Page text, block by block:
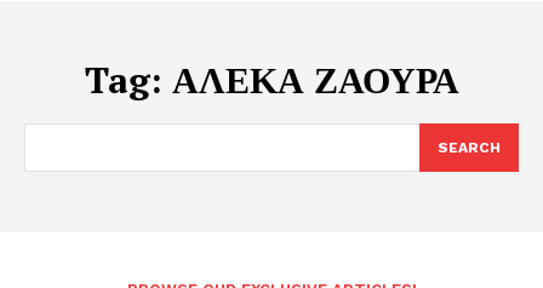
Tag: ΑΛΕΚΑ ΖΑΟΥΡΑ
SEARCH